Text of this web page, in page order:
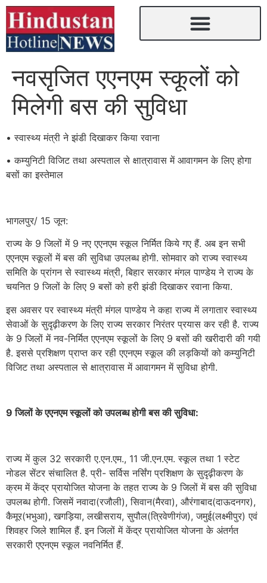
नवसृजित एएनएम स्कूलों को
मिलेगी बस की सुविधा
• स्वास्थ्य मंत्री ने झंडी दिखाकर किया रवाना
• कम्युनिटी विजिट तथा अस्पताल से क्षात्रावास में आवागमन के लिए होगा
बसों का इस्तेमाल
भागलपुर/ 15 जून:
राज्य के 9 जिलों में 9 नए एएनएम स्कूल निर्मित किये गए हैं. अब इन सभी
एएनएम स्कूलों में बस की सुविधा उपलब्ध होगी. सोमवार को राज्य स्वास्थ्य
समिति के प्रांगन से स्वास्थ्य मंत्री, बिहार सरकार मंगल पाण्डेय ने राज्य के
चयनित 9 जिलों के लिए 9 बसों को हरी झंडी दिखाकर रवाना किया.
इस अवसर पर स्वास्थ्य मंत्री मंगल पाण्डेय ने कहा राज्य में लगातार स्वास्थ्य
सेवाओं के सुदृढ़ीकरण के लिए राज्य सरकार निरंतर प्रयास कर रही है. राज्य
के 9 जिलों में नव-निर्मित एएनएम स्कूलों के लिए 9 बसों की खरीदारी की गयी
है. इससे प्रशिक्षण प्राप्त कर रही एएनएम स्कूल की लड़कियों को कम्युनिटी
विजिट तथा अस्पताल से क्षात्रावास में आवागमन में सुविधा होगी.
9 जिलों के एएनएम स्कूलों को उपलब्ध होगी बस की सुविधा:
राज्य में कुल 32 सरकारी ए.एन.एम., 11 जी.एन.एम. स्कूल तथा 1 स्टेट
नोडल सेंटर संचालित है. प्री- सर्विस नर्सिंग प्रशिक्षण के सुदृढ़ीकरण के
क्रम में केंद्र प्रायोजित योजना के तहत राज्य के 9 जिलों में बस की सुविधा
उपलब्ध होगी. जिसमें नवादा(रजौली), सिवान(मैरवा), औरंगाबाद(दाऊदनगर),
कैमूर(भभुआ), खगड़िया, लखीसराय, सुपौल(त्रिवेणीगंज), जमुई(लक्ष्मीपुर) एवं
शिवहर जिले शामिल हैं. इन जिलों में केंद्र प्रायोजित योजना के अंतर्गत
सरकारी एएनएम स्कूल नवनिर्मित हैं.